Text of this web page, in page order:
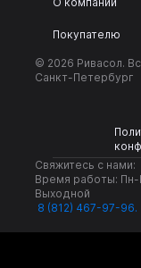
Покупателю
© 2026 Ривасол.
Санкт-Петербург
Свяжитесь с нами:
Время работы:
Выходной
8 (812) 467-97-96.